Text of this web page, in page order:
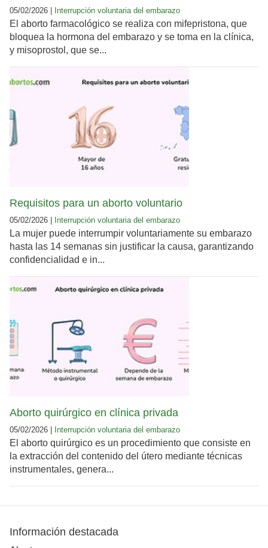
05/02/2026 | Interrupción voluntaria del embarazo
El aborto farmacológico se realiza con mifepristona, que
bloquea la hormona del embarazo y se toma en la clínica,
y misoprostol, que se...
Requisitos para un aborto voluntario
05/02/2026 | Interrupción voluntaria del embarazo
La mujer puede interrumpir voluntariamente su embarazo
hasta las 14 semanas sin justificar la causa, garantizando
confidencialidad e in...
Aborto quirúrgico en clínica privada
05/02/2026 | Interrupción voluntaria del embarazo
El aborto quirúrgico es un procedimiento que consiste en
la extracción del contenido del útero mediante técnicas
instrumentales, genera...
Información destacada